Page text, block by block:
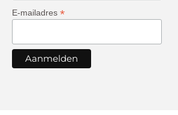
E-mailadres *